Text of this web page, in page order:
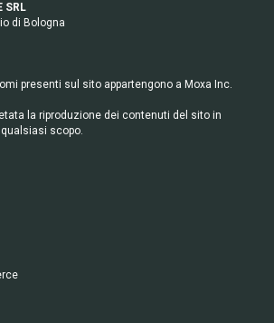
SRL
di Bologna
presenti sul sito appartengono a Moxa Inc.
la riproduzione dei contenuti del sito in
scopo.